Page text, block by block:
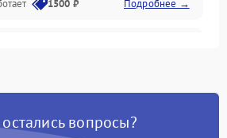
1500 ₽ Подробнее →
1500 ₽ Подробнее →
вопросы?